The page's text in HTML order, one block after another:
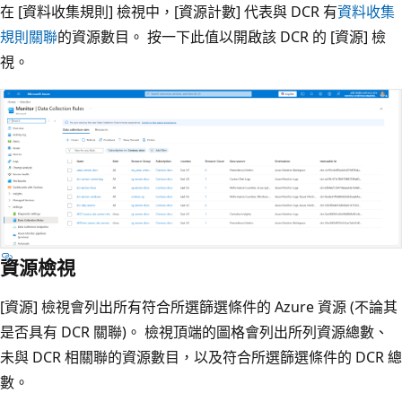
在 [資料收集規則] 檢視中，[資源計數] 代表與 DCR 有資料收集
規則關聯的資源數目。 按一下此值以開啟該 DCR 的 [資源] 檢
視。
資源檢視
[資源] 檢視會列出所有符合所選篩選條件的 Azure 資源 (不論其
是否具有 DCR 關聯)。 檢視頂端的圖格會列出所列資源總數、
未與 DCR 相關聯的資源數目，以及符合所選篩選條件的 DCR 總
數。